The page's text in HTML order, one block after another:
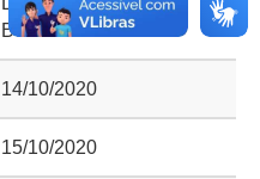
Bombeiro
14/10/2020
15/10/2020